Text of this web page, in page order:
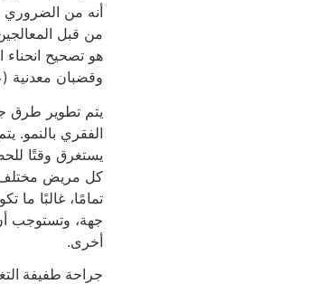
أنه من الضروري
من قبل
هو تصحيح انحناء
وقضبان معدنية
يتم تطوير طرق
الفقري بالنمو.
يستغرق وقتًا
كل مريض مختلف
تمامًا، غالبًا ما
جهة، وتستوجب
أخرى.
جراحة طفيفة